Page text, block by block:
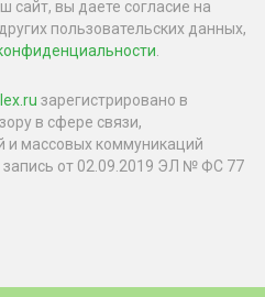
сайт, вы даете согласие на
пользовательских данных,
.
зарегистрировано в
в сфере связи,
и массовых коммуникаций
от 02.09.2019 ЭЛ № ФС 77